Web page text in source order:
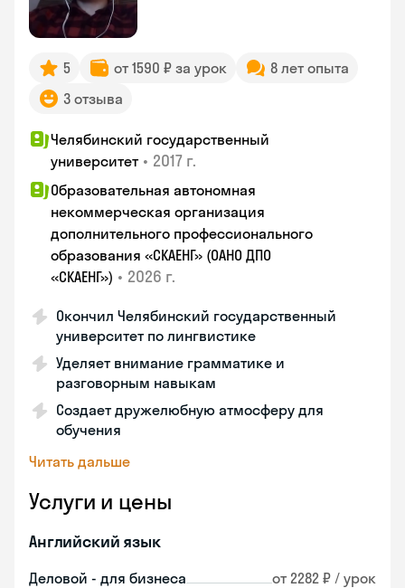
5 от 1590 ₽ за урок
8 лет опыта
3 отзыва
Челябинский государственный
университет • 2017 г.
Образовательная автономная
некоммерческая организация
дополнительного профессионального
образования «СКАЕНГ» (ОАНО ДПО
«СКАЕНГ») • 2026 г.
Окончил Челябинский государственный
университет по лингвистике
Уделяет внимание грамматике и
разговорным навыкам
Создает дружелюбную атмосферу для
обучения
Читать дальше
Услуги и цены
Английский язык
Деловой - для бизнеса от 2282 ₽ / урок